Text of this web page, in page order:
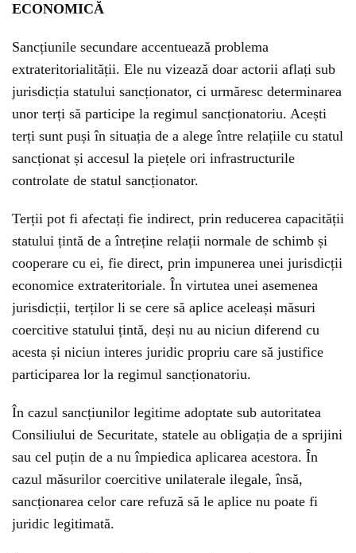
ECONOMICĂ
Sancțiunile secundare accentuează problema
extrateritorialității. Ele nu vizează doar actorii aflați sub
jurisdicția statului sancționator, ci urmăresc determinarea
unor terți să participe la regimul sancționatoriu. Acești
terți sunt puși în situația de a alege între relațiile cu statul
sancționat și accesul la piețele ori infrastructurile
controlate de statul sancționator.
Terții pot fi afectați fie indirect, prin reducerea capacității
statului țintă de a întreține relații normale de schimb și
cooperare cu ei, fie direct, prin impunerea unei jurisdicții
economice extrateritoriale. În virtutea unei asemenea
jurisdicții, terților li se cere să aplice aceleași măsuri
coercitive statului țintă, deși nu au niciun diferend cu
acesta și niciun interes juridic propriu care să justifice
participarea lor la regimul sancționatoriu.
În cazul sancțiunilor legitime adoptate sub autoritatea
Consiliului de Securitate, statele au obligația de a sprijini
sau cel puțin de a nu împiedica aplicarea acestora. În
cazul măsurilor coercitive unilaterale ilegale, însă,
sancționarea celor care refuză să le aplice nu poate fi
juridic legitimată.